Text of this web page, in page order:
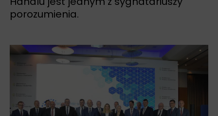
porozumienia.